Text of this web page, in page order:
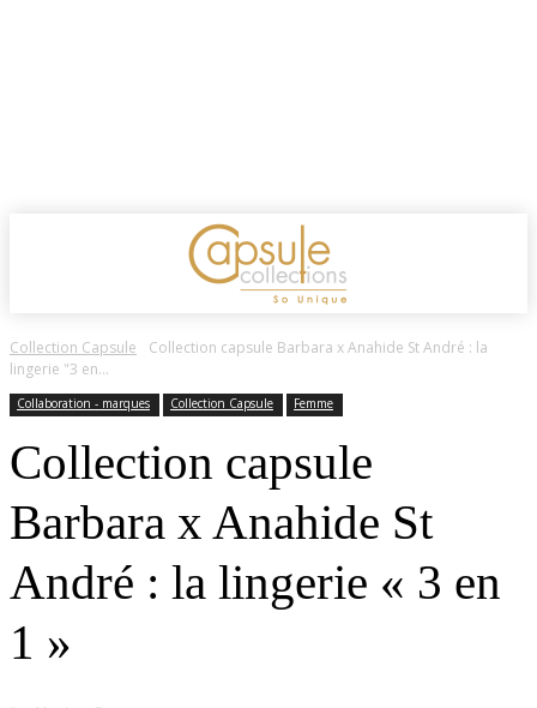
Collection Capsule
Collection capsule Barbara x Anahide St André : la
lingerie "3 en...
Collaboration - marques Collection Capsule Femme
Collection capsule
Barbara x Anahide St
André : la lingerie « 3 en
1 »